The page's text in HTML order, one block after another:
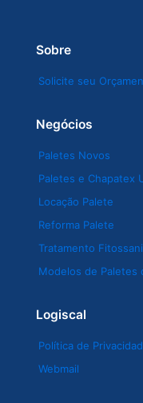
Sobre
Solicite seu
Negócios
Paletes Novos
Paletes e Chapatex
Locação Palete
Reforma Palete
Tratamento
Modelos de Paletes
Logiscal
Política de
Webmail